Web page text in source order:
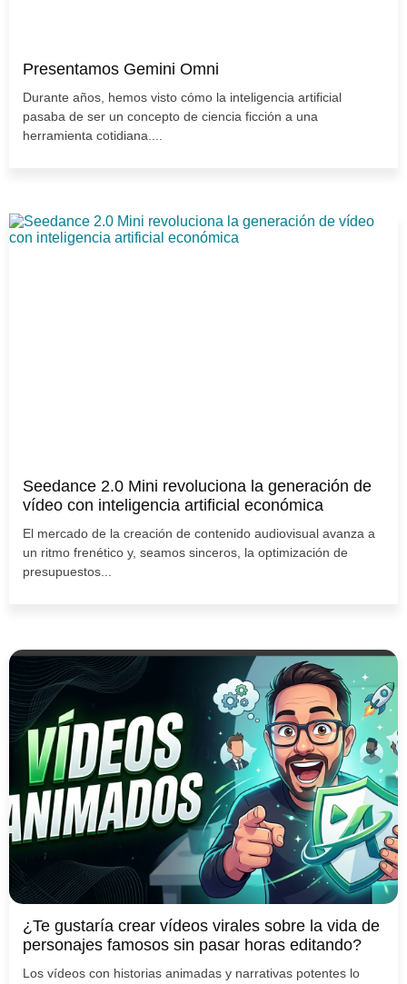
Presentamos Gemini Omni
Durante años, hemos visto cómo la inteligencia artificial
pasaba de ser un concepto de ciencia ficción a una
herramienta cotidiana....
Seedance 2.0 Mini revoluciona la generación de
vídeo con inteligencia artificial económica
El mercado de la creación de contenido audiovisual avanza a
un ritmo frenético y, seamos sinceros, la optimización de
presupuestos...
¿Te gustaría crear vídeos virales sobre la vida de
personajes famosos sin pasar horas editando?
Los vídeos con historias animadas y narrativas potentes lo